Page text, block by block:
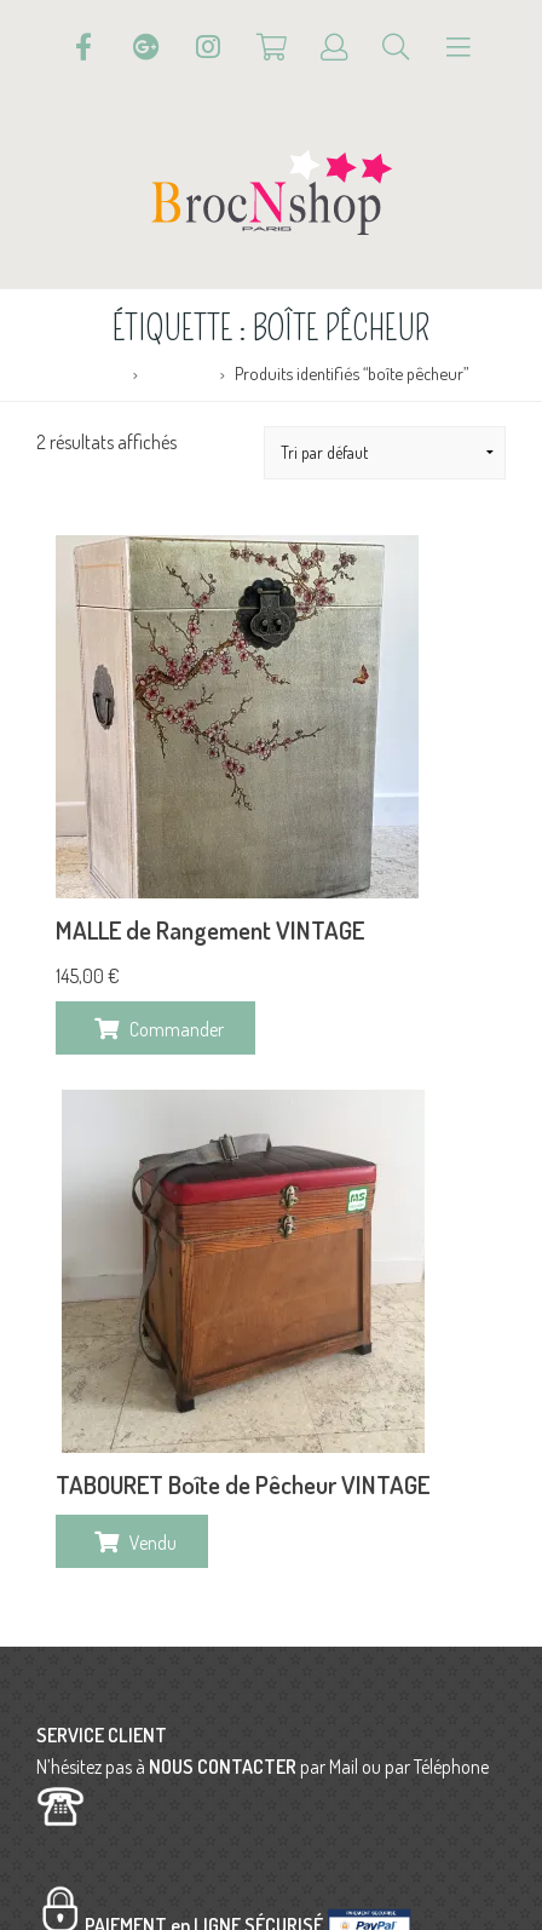
ÉTIQUETTE : BOÎTE PÊCHEUR
Produits identifiés “boîte pêcheur”
2 résultats affichés
MALLE de Rangement VINTAGE
145,00 €
Commander
TABOURET Boîte de Pêcheur VINTAGE
Vendu
SERVICE CLIENT
N’hésitez pas à NOUS CONTACTER par Mail ou par Téléphone
PAIEMENT en LIGNE SÉCURISÉ